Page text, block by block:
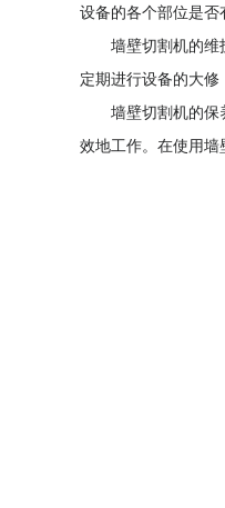
设备的各个部位是否
墙壁切割机的维护
定期进行设备的大修
墙壁切割机的保养
效地工作。在使用墙